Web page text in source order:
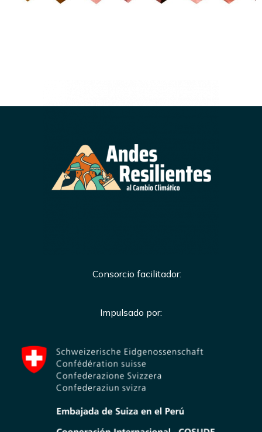
Consorcio facilitador:
Impulsado por: